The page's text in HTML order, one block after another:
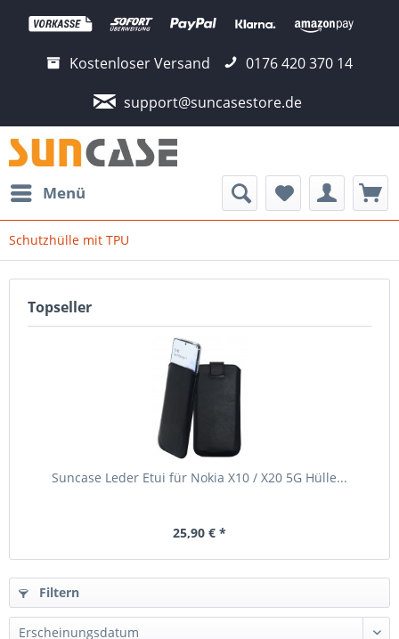
Kostenloser Versand
0176 420 370 14
support@suncasestore.de
Menü
Schutzhülle mit TPU
Topseller
Suncase Leder Etui für Nokia X10 / X20 5G Hülle...
25,90 € *
Filtern